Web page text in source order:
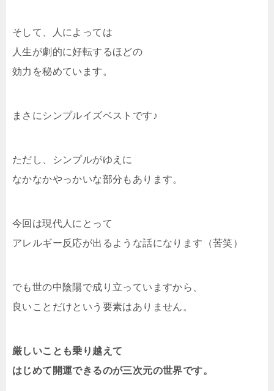
そして、人によっては
人生が劇的に好転するほどの
効力を秘めています。
まさにシンプルイズベストです♪
ただし、シンプルがゆえに
なかなかやっかいな部分もあります。
今回は現代人にとって
アレルギー反応が出るような話になります（苦笑）
でも世の中陰陽で成り立っていますから、
良いことだけという要素はありません。
厳しいことも乗り越えて
はじめて開運できるのが三次元の世界です。